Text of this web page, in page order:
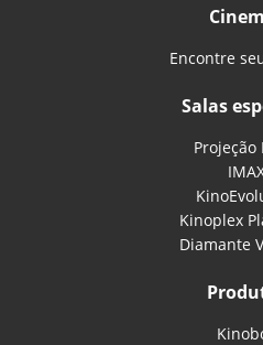
Encontre
Salas
Projeção
Kinoplex
Diamante